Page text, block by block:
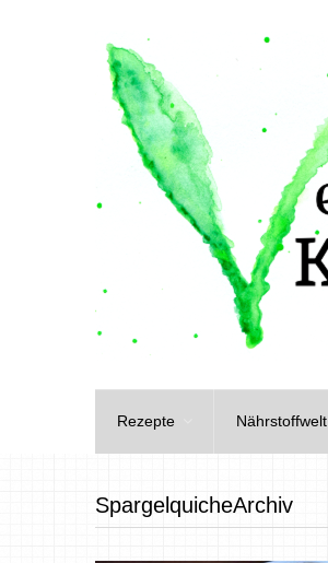
Rezepte Nährstoffwelt
SpargelquicheArchiv